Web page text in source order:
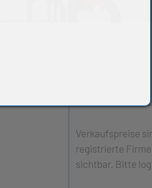
Verkaufspreise
registrierte
sichtbar. Bitte